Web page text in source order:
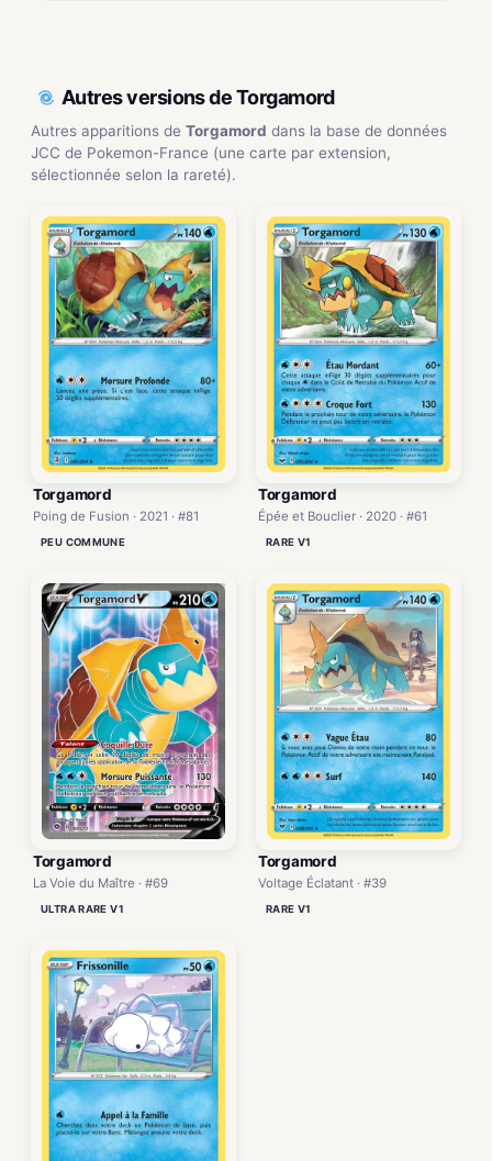
Autres versions de Torgamord
Autres apparitions de Torgamord dans la base de données
JCC de Pokemon-France (une carte par extension,
sélectionnée selon la rareté).
Torgamord
Poing de Fusion · 2021 · #81
PEU COMMUNE
Torgamord
Épée et Bouclier · 2020 · #61
RARE V1
Torgamord
La Voie du Maître · #69
ULTRA RARE V1
Torgamord
Voltage Éclatant · #39
RARE V1